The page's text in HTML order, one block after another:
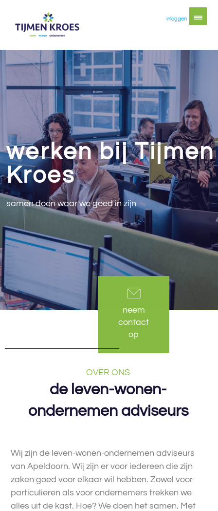
inloggen
werken bij Tijmen
Kroes
samen doen waar we goed in zijn
neem
contact
op
OVER ONS
de leven-wonen-
ondernemen adviseurs
Wij zijn de leven-wonen-ondernemen adviseurs
van Apeldoorn. Wij zijn er voor iedereen die zijn
zaken goed voor elkaar wil hebben. Zowel voor
particulieren als voor ondernemers trekken we
alles uit de kast. Hoe? We doen het samen. Met